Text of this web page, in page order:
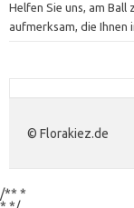
Helfen Sie uns, am Ball
aufmerksam, die Ihnen
© Florakiez.de
/** *